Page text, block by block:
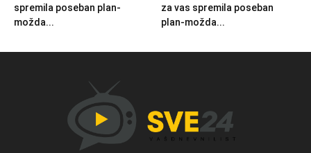
spremila poseban plan-
možda...
za vas spremila poseban
plan-možda...